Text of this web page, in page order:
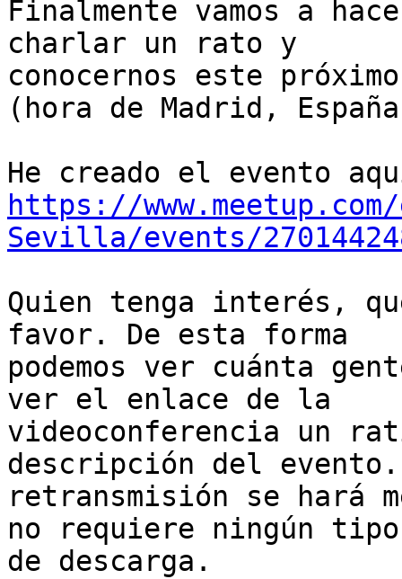
Finalmente vamos a
charlar un rato y
conocernos este
(hora de Madrid,
https://
Sevilla/events/
Quien tenga interés,
favor. De esta forma
podemos ver cuánta
ver el enlace de la
videoconferencia un
descripción del
retransmisión se hará
no requiere ningún tipo
de descarga.